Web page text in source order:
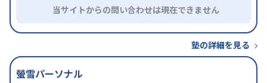
当サイトからの問い合わせは現在できません
塾の詳細を見る
螢雪パーソナル